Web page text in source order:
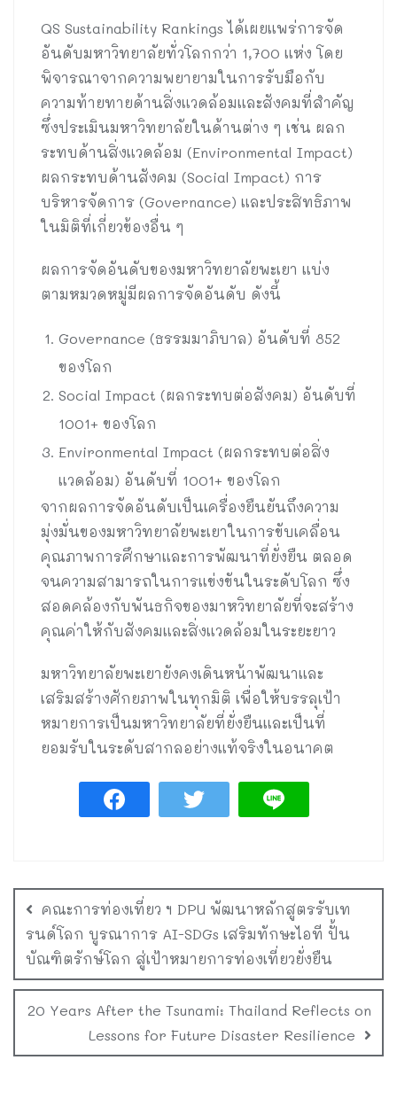
QS Sustainability Rankings ได้เผยแพร่การจัด
อันดับมหาวิทยาลัยทั่วโลกกว่า 1,700 แห่ง โดย
พิจารณาจากความพยายามในการรับมือกับ
ความท้ายทายด้านสิ่งแวดล้อมและสังคมที่สำคัญ
ซึ่งประเมินมหาวิทยาลัยในด้านต่าง ๆ เช่น ผลก
ระทบด้านสิ่งแวดล้อม (Environmental Impact)
ผลกระทบด้านสังคม (Social Impact) การ
บริหารจัดการ (Governance) และประสิทธิภาพ
ในมิติที่เกี่ยวข้องอื่น ๆ
ผลการจัดอันดับของมหาวิทยาลัยพะเยา แบ่ง
ตามหมวดหมู่มีผลการจัดอันดับ ดังนี้
Governance (ธรรมมาภิบาล) อันดับที่ 852
ของโลก
Social Impact (ผลกระทบต่อสังคม) อันดับที่
1001+ ของโลก
Environmental Impact (ผลกระทบต่อสิ่ง
แวดล้อม) อันดับที่ 1001+ ของโลก
จากผลการจัดอันดับเป็นเครื่องยืนยันถึงความ
มุ่งมั่นของมหาวิทยาลัยพะเยาในการขับเคลื่อน
คุณภาพการศึกษาและการพัฒนาที่ยั่งยืน ตลอด
จนความสามารถในการแข่งขันในระดับโลก ซึ่ง
สอดคล้องกับพันธกิจของมาหวิทยาลัยที่จะสร้าง
คุณค่าให้กับสังคมและสิ่งแวดล้อมในระยะยาว
มหาวิทยาลัยพะเยายังคงเดินหน้าพัฒนาและ
เสริมสร้างศักยภาพในทุกมิติ เพื่อให้บรรลุเป้า
หมายการเป็นมหาวิทยาลัยที่ยั่งยืนและเป็นที่
ยอมรับในระดับสากลอย่างแท้จริงในอนาคต
คณะการท่องเที่ยว ฯ DPU พัฒนาหลักสูตรรับเท
รนด์โลก บูรณาการ AI-SDGs เสริมทักษะไอที ปั้น
บัณฑิตรักษ์โลก สู่เป้าหมายการท่องเที่ยวยั่งยืน
20 Years After the Tsunami: Thailand Reflects on
Lessons for Future Disaster Resilience